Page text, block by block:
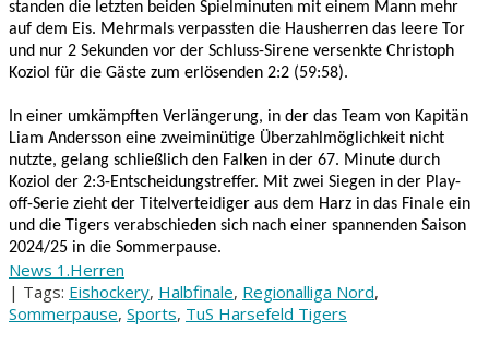
standen die letzten beiden Spielminuten mit einem Mann mehr
auf dem Eis. Mehrmals verpassten die Hausherren das leere Tor
und nur 2 Sekunden vor der Schluss-Sirene versenkte Christoph
Koziol für die Gäste zum erlösenden 2:2 (59:58).
In einer umkämpften Verlängerung, in der das Team von Kapitän
Liam Andersson eine zweiminütige Überzahlmöglichkeit nicht
nutzte, gelang schließlich den Falken in der 67. Minute durch
Koziol der 2:3-Entscheidungstreffer. Mit zwei Siegen in der Play-
off-Serie zieht der Titelverteidiger aus dem Harz in das Finale ein
und die Tigers verabschieden sich nach einer spannenden Saison
2024/25 in die Sommerpause.
News 1.Herren
| Tags: Eishockery, Halbfinale, Regionalliga Nord,
Sommerpause, Sports, TuS Harsefeld Tigers